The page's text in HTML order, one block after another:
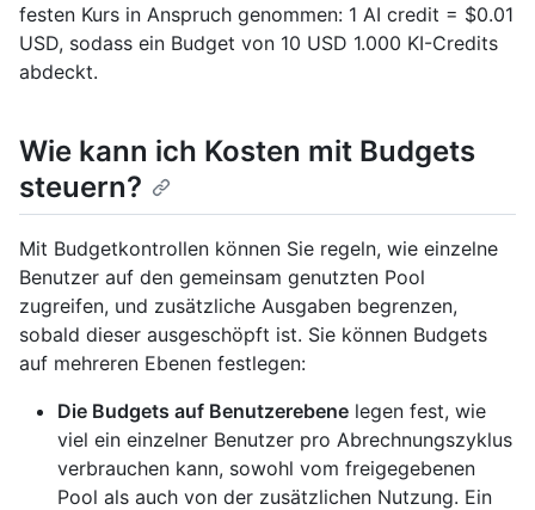
festen Kurs in Anspruch genommen: 1 AI credit = $0.01
USD, sodass ein Budget von 10 USD 1.000 KI-Credits
abdeckt.
Wie kann ich Kosten mit Budgets
steuern?
Mit Budgetkontrollen können Sie regeln, wie einzelne
Benutzer auf den gemeinsam genutzten Pool
zugreifen, und zusätzliche Ausgaben begrenzen,
sobald dieser ausgeschöpft ist. Sie können Budgets
auf mehreren Ebenen festlegen:
Die Budgets auf Benutzerebene legen fest, wie
viel ein einzelner Benutzer pro Abrechnungszyklus
verbrauchen kann, sowohl vom freigegebenen
Pool als auch von der zusätzlichen Nutzung. Ein